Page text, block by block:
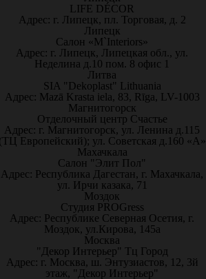
LIFE DÉCOR
Адрес: г. Липецк, пл. Торговая, д. 2
Липецк
Салон «M`Interiors»
Адрес: г. Липецк, Липецкая обл., ул.
Неделина д.10 пом. 8 офис 1
Литва
SIA "Dekoplast" Lithuania
Адрес: Mazā Krasta iela, 83, Rīga, LV-1003
Магнитогорск
Отделочный центр Счастье
Адрес: г. Магнитогорск, ул. Ленина д.115
Европейский); ул. Советская д.160 «А»
Махачкала
Салон "Элит Пол"
Адрес: Республика Дагестан, г. Махачкала,
ул. Ирчи казака, 71
Моздок
Студия PROGress
Адрес: Республике Северная Осетия, г.
Моздок, ул.Кирова, 145а
Москва
"Декор Интерьер" Тц Город
Адрес: г. Москва, ш. Энтузиастов, 12, 3й
этаж, "Декор Интерьер"